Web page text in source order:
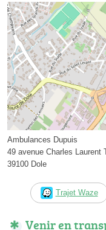
Ambulances Dupuis
49 avenue Charles Laurent
39100 Dole
Trajet Waze
Venir en